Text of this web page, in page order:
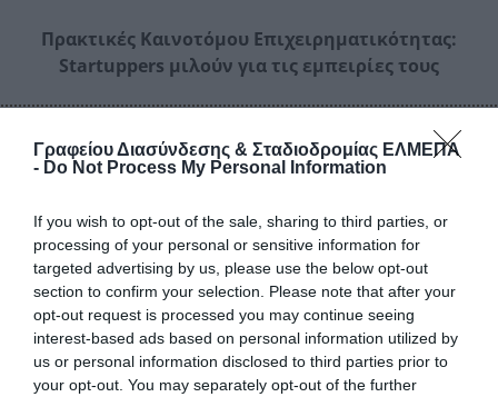
Γραφείου Διασύνδεσης & Σταδιοδρομίας ΕΛΜΕΠΑ
- Do Not Process My Personal Information
If you wish to opt-out of the sale, sharing to third parties, or
processing of your personal or sensitive information for
targeted advertising by us, please use the below opt-out
section to confirm your selection. Please note that after your
opt-out request is processed you may continue seeing
interest-based ads based on personal information utilized by
us or personal information disclosed to third parties prior to
your opt-out. You may separately opt-out of the further
Πρακτικές Καινοτόμου Επιχειρηματικότητας:
Startuppers μιλούν για τις εμπειρίες τους
κουλτούρας επιχειρηματικότητας στα ακαδημαϊκά/
ερευνητικά ιδρύματα της Κρήτης και η ενίσχυση
καινοτομίας της Περιφέρειας και απευθύνεται σε
προπτυχιακούς, μεταπτυχιακούς ή διδακτορικούς
φοιτητές και σε ερευνητές του Πολυτεχνείου
Κρήτης, του Πανεπιστήμιου Κρήτης, του Ελληνικού
Μεσογειακού Πανεπιστήμιου και του Ιδρύματος
Τεχνολογίας και Έρευνας.